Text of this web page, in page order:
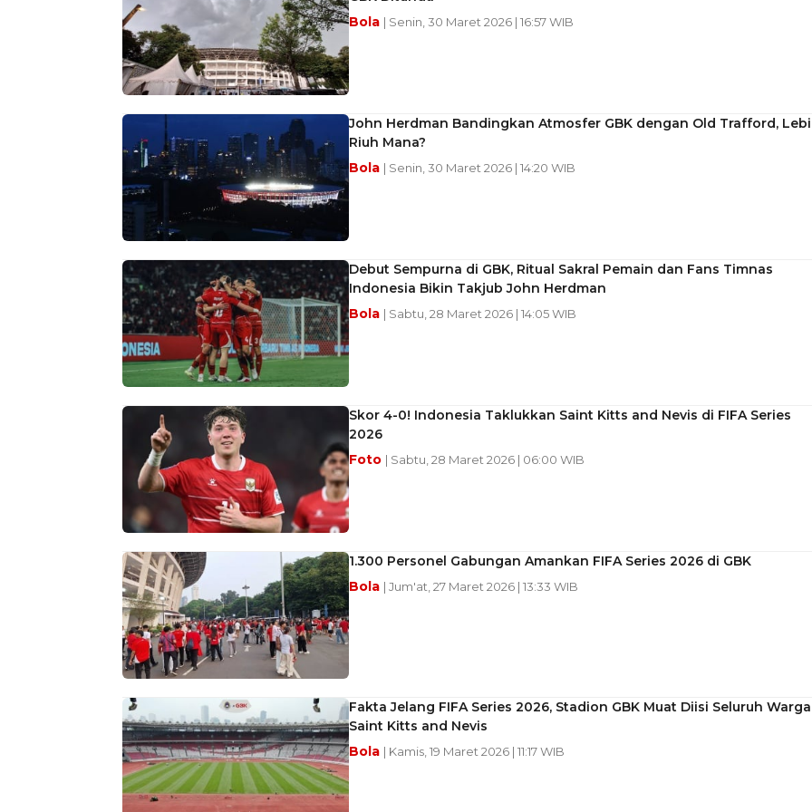
Bola | Senin, 30 Maret 2026 | 16:57 WIB
John Herdman Bandingkan Atmosfer GBK dengan Old Trafford,
Riuh Mana?
Bola | Senin, 30 Maret 2026 | 14:20 WIB
Debut Sempurna di GBK, Ritual Sakral Pemain dan Fans Timnas
Indonesia Bikin Takjub John Herdman
Bola | Sabtu, 28 Maret 2026 | 14:05 WIB
Skor 4-0! Indonesia Taklukkan Saint Kitts and Nevis di FIFA Series
2026
Foto | Sabtu, 28 Maret 2026 | 06:00 WIB
1.300 Personel Gabungan Amankan FIFA Series 2026 di GBK
Bola | Jum'at, 27 Maret 2026 | 13:33 WIB
Fakta Jelang FIFA Series 2026, Stadion GBK Muat Diisi Seluruh Warga
Saint Kitts and Nevis
Bola | Kamis, 19 Maret 2026 | 11:17 WIB